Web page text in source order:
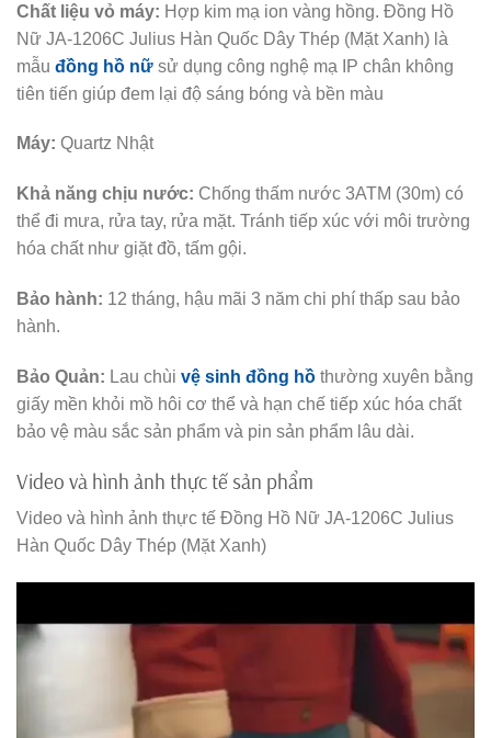
Chất liệu vỏ máy: Hợp kim mạ ion vàng hồng. Đồng Hồ
Nữ JA-1206C Julius Hàn Quốc Dây Thép (Mặt Xanh) là
mẫu đồng hồ nữ sử dụng công nghệ mạ IP chân không
tiên tiến giúp đem lại độ sáng bóng và bền màu
Máy: Quartz Nhật
Khả năng chịu nước: Chống thấm nước 3ATM (30m) có
thể đi mưa, rửa tay, rửa mặt. Tránh tiếp xúc với môi trường
hóa chất như giặt đồ, tấm gội.
Bảo hành: 12 tháng, hậu mãi 3 năm chi phí thấp sau bảo
hành.
Bảo Quản: Lau chùi vệ sinh đồng hồ thường xuyên bằng
giấy mền khỏi mồ hôi cơ thể và hạn chế tiếp xúc hóa chất
bảo vệ màu sắc sản phẩm và pin sản phẩm lâu dài.
Video và hình ảnh thực tế sản phẩm
Video và hình ảnh thực tế Đồng Hồ Nữ JA-1206C Julius
Hàn Quốc Dây Thép (Mặt Xanh)